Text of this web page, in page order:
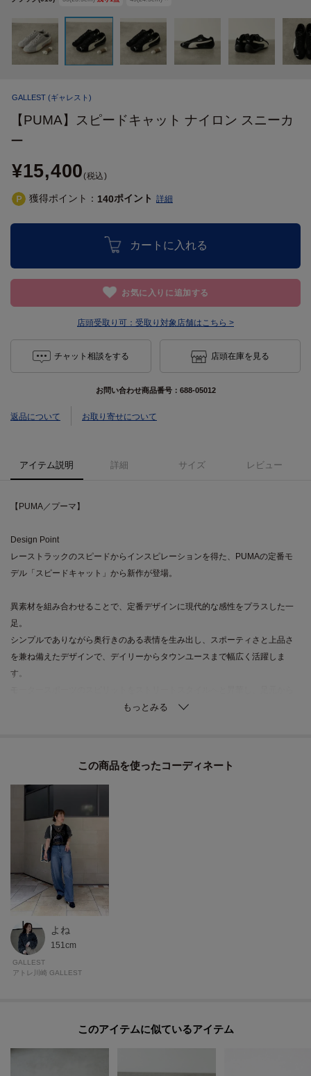
GALLEST (ギャレスト)
【PUMA】スピードキャット ナイロン スニーカ
ー
¥15,400(税込)
獲得ポイント： 140ポイント 詳細
カートに入れる
お気に入りに追加する
店頭受取り可： 受取り対象店舗はこちら >
チャット相談をする 店頭在庫を見る
お問い合わせ商品番号： 688-05012
返品について お取り寄せについて
アイテム説明 詳細 サイズ レビュー
【PUMA／プーマ】
Design Point
レーストラックのスピードからインスピレーションを得た、PUMAの定番モ
デル「スピードキャット」から新作が登場。
異素材を組み合わせることで、定番デザインに現代的な感性をプラスした一
足。
シンプルでありながら奥行きのある表情を生み出し、スポーティさと上品さ
を兼ね備えたデザインで、デイリーからタウンユースまで幅広く活躍しま
す。
トソールにより、デザイン性と実用性を高い次元で両立。
どんなコーディネートにもエッジの効いた個性を添え、トレンドを楽しみた
い方にも、自分らしいスタイルを確立したい方にもおすすめの一足です。
Fabric Point
中敷き：100％ テキスタイル
アウトソール：100％ ラバー
アッパー：77．76％ 牛革，22．24％ テキスタイル
ライニング：100％ テキスタイル
■サイズ表示について
※バイイング商品のため下げ札サイズ表記とワールドサイズ表記が異なりま
す。製品寸法をご確認くださいませ。
気になるアイテムは【お気に入り登録】がおすすめ！
この商品を使った
よね
151cm
GALLEST
アトレ川崎 GALLEST
このアイテムに似ているアイテム